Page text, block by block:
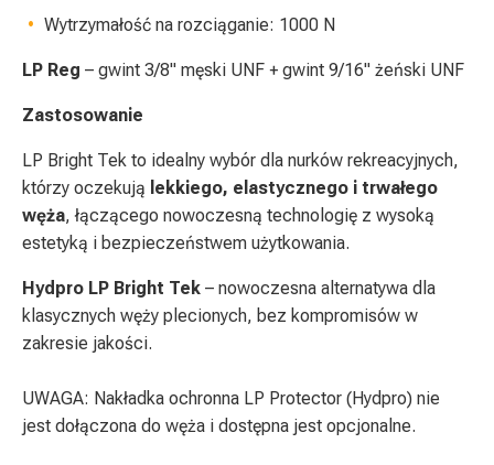
Wytrzymałość na rozciąganie: 1000 N
LP Reg – gwint 3/8" męski UNF + gwint 9/16" żeński UNF
Zastosowanie
LP Bright Tek to idealny wybór dla nurków rekreacyjnych,
którzy oczekują lekkiego, elastycznego i trwałego
węża, łączącego nowoczesną technologię z wysoką
estetyką i bezpieczeństwem użytkowania.
Hydpro LP Bright Tek – nowoczesna alternatywa dla
klasycznych węży plecionych, bez kompromisów w
zakresie jakości.
UWAGA: Nakładka ochronna LP Protector (Hydpro) nie
jest dołączona do węża i dostępna jest opcjonalne.